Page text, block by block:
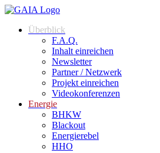
Überblick
F.A.Q.
Inhalt einreichen
Newsletter
Partner / Netzwerk
Projekt einreichen
Videokonferenzen
Energie
BHKW
Blackout
Energierebel
HHO